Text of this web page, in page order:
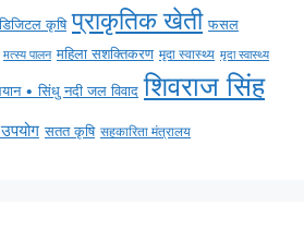
डिजिटल कृषि प्राकृतिक खेती फसल
मत्स्य पालन महिला सशक्तिकरण मृदा स्वास्थ्य मृदा स्वास्थ्य
• सिंधु नदी जल विवाद शिवराज सिंह
सतत कृषि सहकारिता मंत्रालय